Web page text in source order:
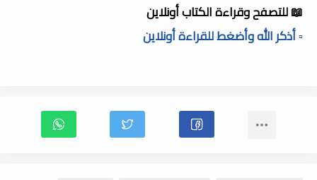
📖 للتصفح وقراءة الكتاب أونلاين
▫️ أذكر الله وأضغط للقراءة أونلاين